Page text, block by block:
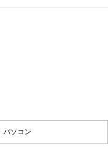
パソコン